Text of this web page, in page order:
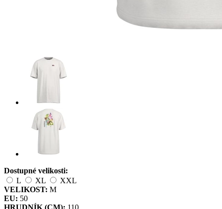
Dostupné velikosti:
L
XL
XXL
VELIKOST: M
EU: 50
HRUDNÍK (CM): 110